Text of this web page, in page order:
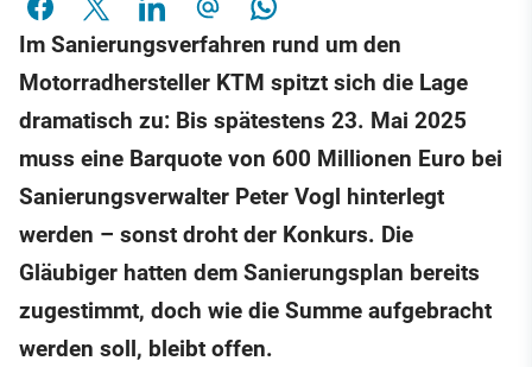
Im Sanierungsverfahren rund um den
Motorradhersteller KTM spitzt sich die Lage
dramatisch zu: Bis spätestens 23. Mai 2025
muss eine Barquote von 600 Millionen Euro bei
Sanierungsverwalter Peter Vogl hinterlegt
werden – sonst droht der Konkurs. Die
Gläubiger hatten dem Sanierungsplan bereits
zugestimmt, doch wie die Summe aufgebracht
werden soll, bleibt offen.